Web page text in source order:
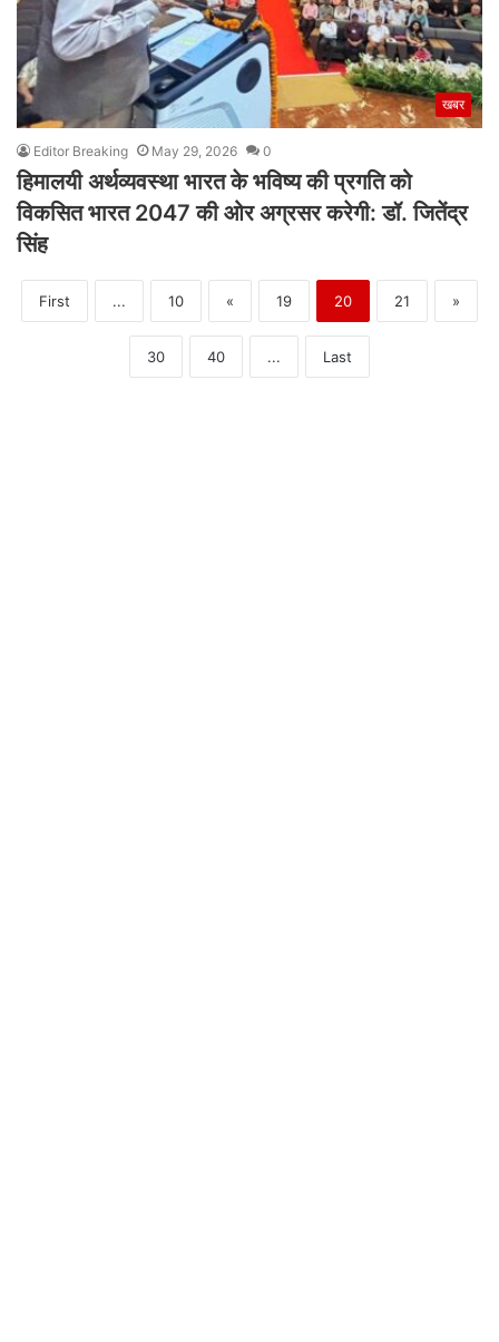
खबर
Editor Breaking May 29, 2026 0
हिमालयी अर्थव्यवस्था भारत के भविष्य की प्रगति को
विकसित भारत 2047 की ओर अग्रसर करेगी: डॉ. जितेंद्र
सिंह
First ... 10 « 19 20 21 »
30 40 ... Last